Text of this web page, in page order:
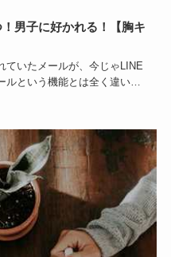
男子に好かれる！【胸キ
ていたメールが、今じゃLINE
という機能とは全く違い、